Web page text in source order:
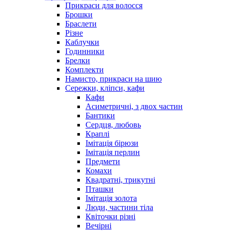
Прикраси для волосся
Брошки
Браслети
Різне
Каблучки
Годинники
Брелки
Комплекти
Намисто, прикраси на шию
Сережки, кліпси, кафи
Кафи
Асиметричні, з двох частин
Бантики
Сердця, любовь
Краплі
Імітація бірюзи
Імітація перлин
Предмети
Комахи
Квадратні, трикутні
Пташки
Імітація золота
Люди, частини тіла
Квіточки різні
Вечірні